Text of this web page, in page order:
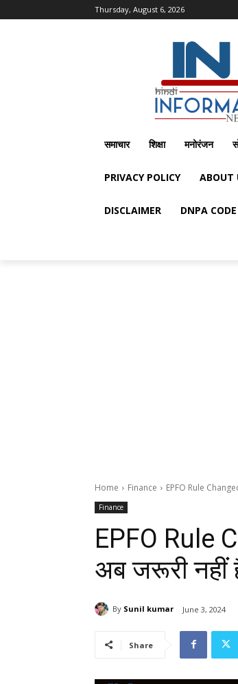
Thursday, August 6, 2026
समाचार शिक्षा मनोरंजन
PRIVACY POLICY ABOUT
DISCLAIMER DNPA
Home Finance EPFO Rule
Finance
EPFO Rule
अब जरूरी नहीं
By Sunil kumar June 3, 2024
Share